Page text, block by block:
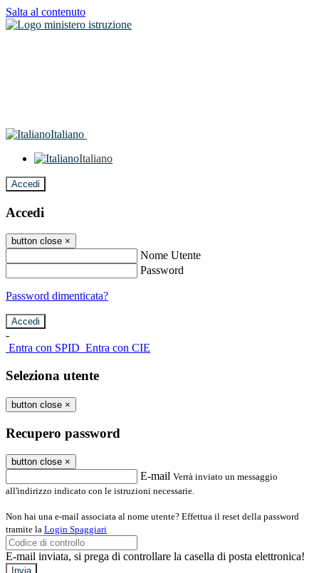
Salta al contenuto
Italiano
Italiano
Accedi
Accedi
button close ×
Nome Utente
Password
Password dimenticata?
-
Entra con SPID Entra con CIE
Seleziona utente
button close ×
Recupero password
button close ×
E-mail Verrà inviato un messaggio
all'indirizzo indicato con le istruzioni necessarie.
Non hai una e-mail associata al nome utente? Effettua il reset della password
tramite la Login Spaggiari
E-mail inviata, si prega di controllare la casella di posta elettronica!